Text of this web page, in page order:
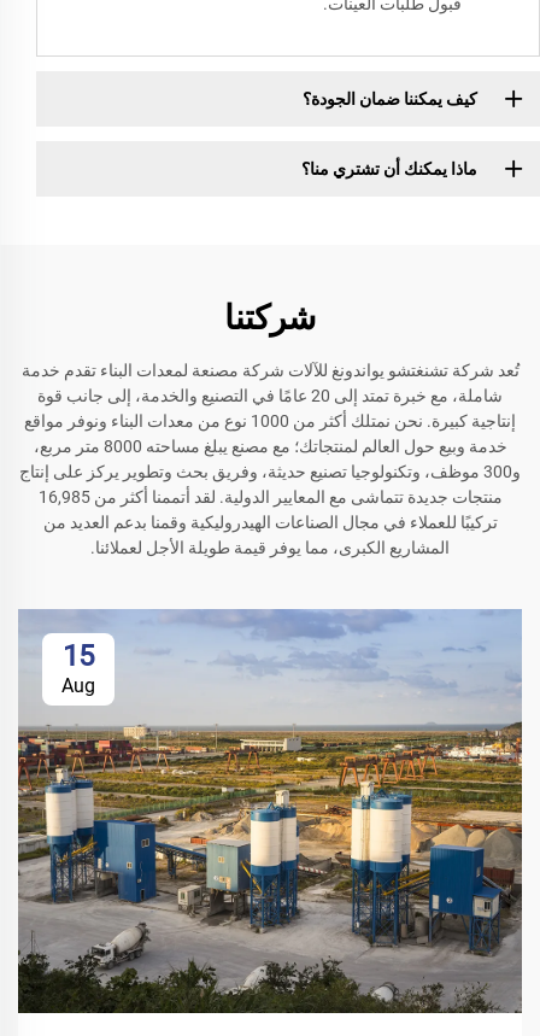
كيف يمكننا ضمان الجودة؟
ماذا يمكنك أن تشتري منا؟
شركتنا
تُعد شركة تشنغتشو يواندونغ للآلات شركة مصنعة لمعدات البناء تقدم خدمة
شاملة، مع خبرة تمتد إلى 20 عامًا في التصنيع والخدمة، إلى جانب قوة
إنتاجية كبيرة. نحن نمتلك أكثر من 1000 نوع من معدات البناء ونوفر مواقع
خدمة وبيع حول العالم لمنتجاتك؛ مع مصنع يبلغ مساحته 8000 متر مربع،
و300 موظف، وتكنولوجيا تصنيع حديثة، وفريق بحث وتطوير يركز على إنتاج
منتجات جديدة تتماشى مع المعايير الدولية. لقد أتممنا أكثر من 16,985
تركيبًا للعملاء في مجال الصناعات الهيدروليكية وقمنا بدعم العديد من
المشاريع الكبرى، مما يوفر قيمة طويلة الأجل لعملائنا.
15
Aug